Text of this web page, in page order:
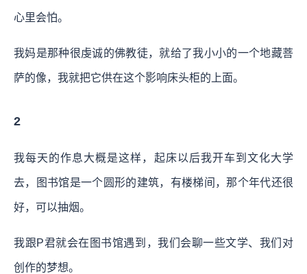
心里会怕。
我妈是那种很虔诚的佛教徒，就给了我小小的一个地藏菩
萨的像，我就把它供在这个影响床头柜的上面。
2
我每天的作息大概是这样，起床以后我开车到文化大学
去，图书馆是一个圆形的建筑，有楼梯间，那个年代还很
好，可以抽烟。
我跟P君就会在图书馆遇到，我们会聊一些文学、我们对
创作的梦想。